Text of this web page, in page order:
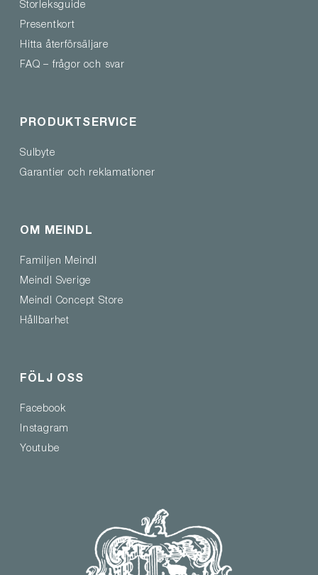
Storleksguide
Presentkort
Hitta återförsäljare
FAQ – frågor och svar
PRODUKTSERVICE
Sulbyte
Garantier och reklamationer
OM MEINDL
Familjen Meindl
Meindl Sverige
Meindl Concept Store
Hållbarhet
FÖLJ OSS
Facebook
Instagram
Youtube